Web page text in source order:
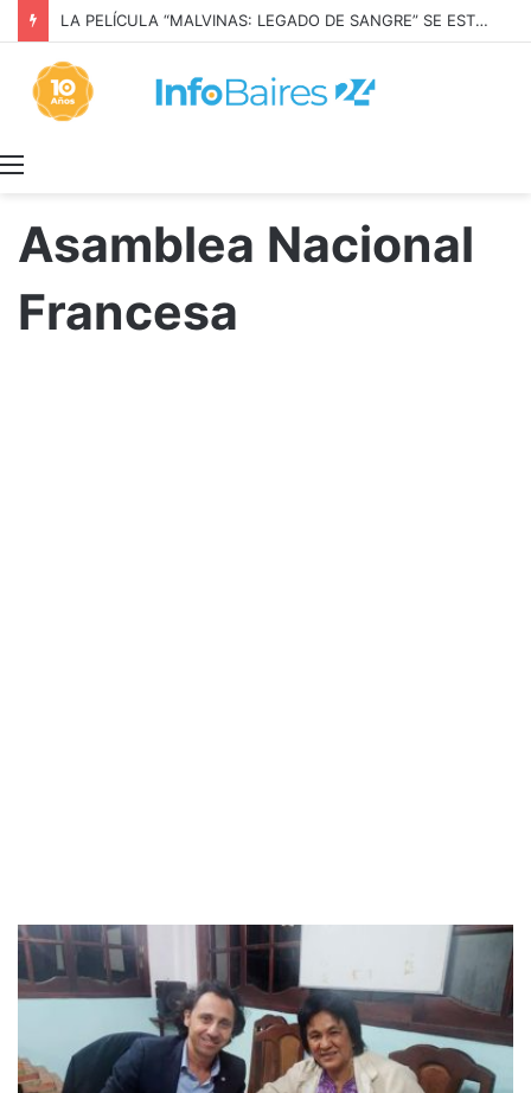
LA PELÍCULA “MALVINAS: LEGADO DE SANGRE” SE ESTRENARÁ EN PRIME VIDEO
Asamblea Nacional
Francesa